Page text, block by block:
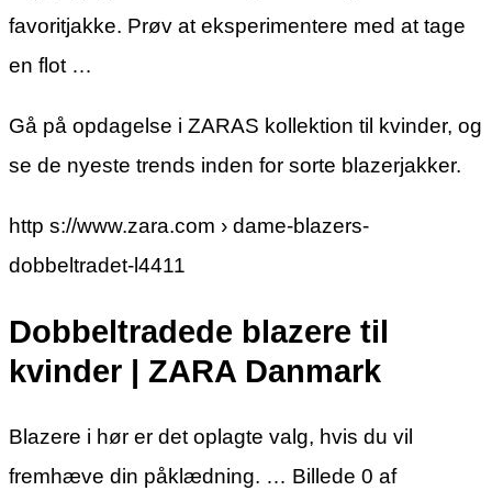
favoritjakke. Prøv at eksperimentere med at tage
en flot …
Gå på opdagelse i ZARAS kollektion til kvinder, og
se de nyeste trends inden for sorte blazerjakker.
http s://www.zara.com › dame-blazers-
dobbeltradet-l4411
Dobbeltradede blazere til
kvinder | ZARA Danmark
Blazere i hør er det oplagte valg, hvis du vil
fremhæve din påklædning. … Billede 0 af